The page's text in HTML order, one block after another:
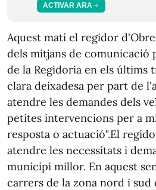
ACTIVAR ARA
Aquest matí el regidor
dels mitjans de comunicació
de la Regidoria en els últims
clara deixadesa per part de
atendre les demandes dels
petites intervencions per a
resposta o actuació".El
atendre les necessitats i
municipi millor. En aquest
carrers de la zona nord i